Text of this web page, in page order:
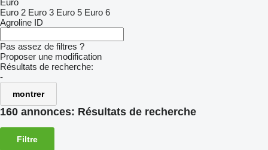
Euro
Euro 2 Euro 3 Euro 5 Euro 6
Agroline ID
Pas assez de filtres ?
Proposer une modification
Résultats de recherche:
-
montrer
160 annonces: Résultats de recherche
Filtre